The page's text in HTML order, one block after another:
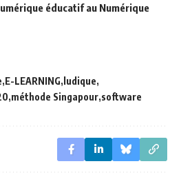
éducatif au Numérique
E-LEARNING ludique
méthode Singapour software